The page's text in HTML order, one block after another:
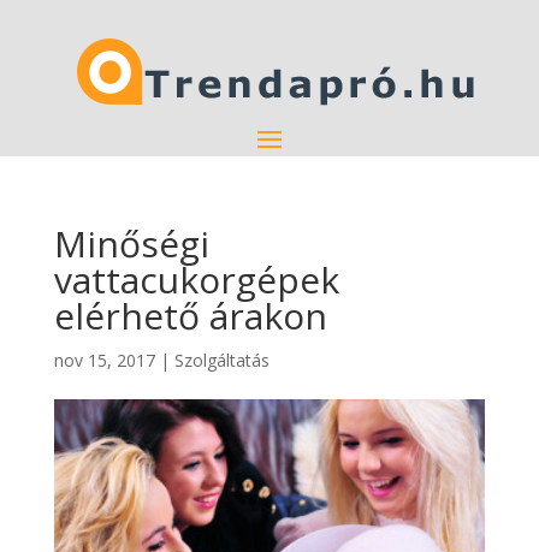
Minőségi
vattacukorgépek
elérhető árakon
nov 15, 2017| Szolgáltatás